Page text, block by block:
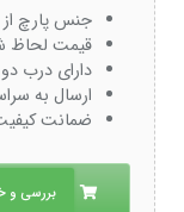
جنس پارچ
قیمت لحاظ
دارای درب
ارسال به
ضمانت
بررسی و